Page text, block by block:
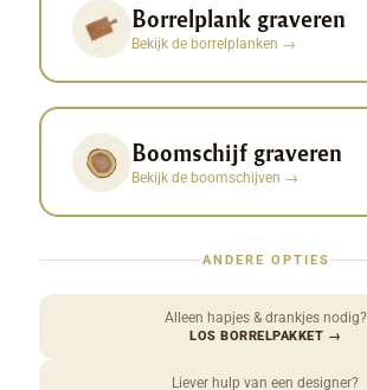
Borrelplank graveren
Bekijk de borrelplanken →
Boomschijf graveren
Bekijk de boomschijven →
ANDERE OPTIES
Alleen hapjes & drankjes nodig?
LOS BORRELPAKKET →
Liever hulp van een designer?